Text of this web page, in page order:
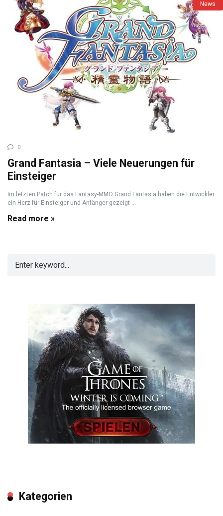
News
0
Grand Fantasia – Viele Neuerungen für
Einsteiger
Im letzten Patch für das Fantasy-MMO Grand Fantasia haben die Entwickler
ein Herz für Einsteiger und Anfänger gezeigt ...
Read more »
Kategorien